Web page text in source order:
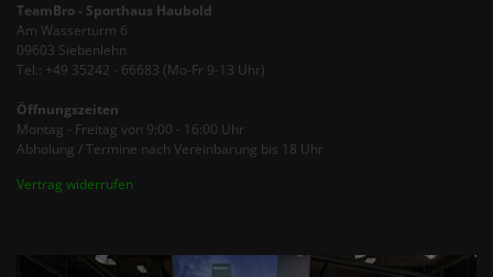
TeamBro - Sporthaus Haubold
Am Wasserturm 6
09603 Siebenlehn
Tel.: +49 35242 - 66683 (Mo-Fr 9-13 Uhr)
Öffnungszeiten
Montag - Freitag von 9:00 - 16:00 Uhr
Abholung / Termine nach Vereinbarung bis 18 Uhr
Vertrag widerrufen